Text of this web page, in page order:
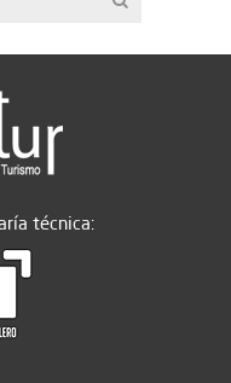
técnica: